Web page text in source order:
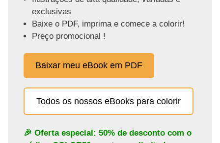
exclusivas
Baixe o PDF, imprima e comece a colorir!
Preço promocional !
Baixar meu eBook em PDF
Todos os nossos eBooks para colorir
🎉 Oferta especial: 50% de desconto com o